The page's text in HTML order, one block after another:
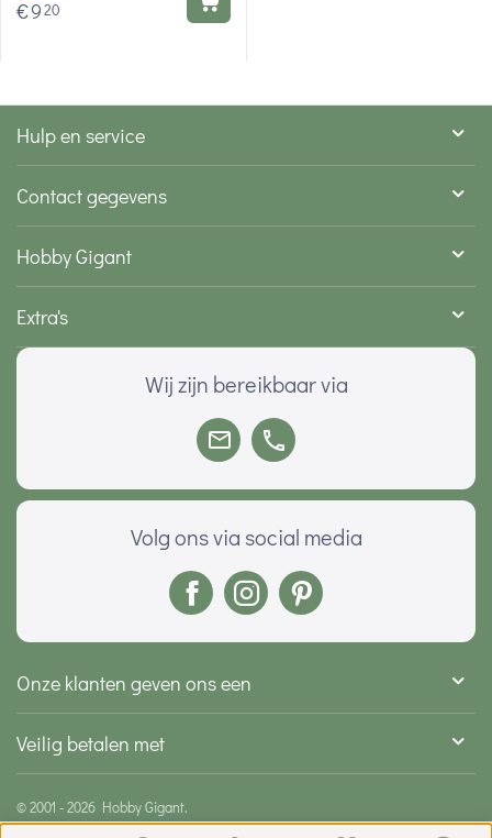
€920
Hulp en service
Contact gegevens
Hobby Gigant
Extra's
Wij zijn bereikbaar via
Volg ons via social media
Onze klanten geven ons een
Veilig betalen met
© 2001 - 2026 Hobby Gigant.